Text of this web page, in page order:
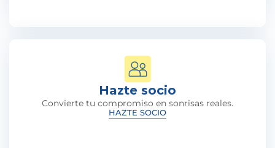
Hazte socio
Convierte tu compromiso en sonrisas reales.
HAZTE SOCIO